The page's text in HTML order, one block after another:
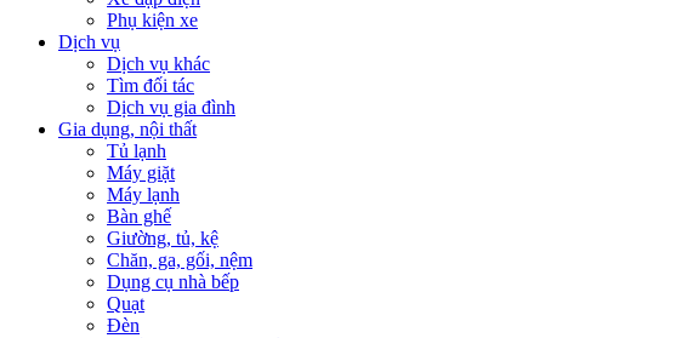
Phụ kiện xe
Dịch vụ
Dịch vụ khác
Tìm đối tác
Dịch vụ gia đình
Gia dụng, nội thất
Tủ lạnh
Máy giặt
Máy lạnh
Bàn ghế
Giường, tủ, kệ
Chăn, ga, gối, nệm
Dụng cụ nhà bếp
Quạt
Đèn